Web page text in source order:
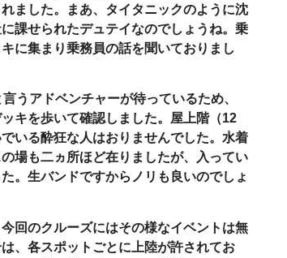
ました。まあ、タイタニックのように沈
課せられたデュテイなのでしょうね。乗
に集まり乗務員の話を聞いておりまし
うアドベンチャーが待っているため、
キを歩いて確認しました。屋上階（12
いる酔狂な人はおりませんでした。水着
場も二ヵ所ほど在りましたが、入ってい
。生バンドですからノリも良いのでしょ
回のクルーズにはその様なイベントは無
、各スポットごとに上陸が許されてお